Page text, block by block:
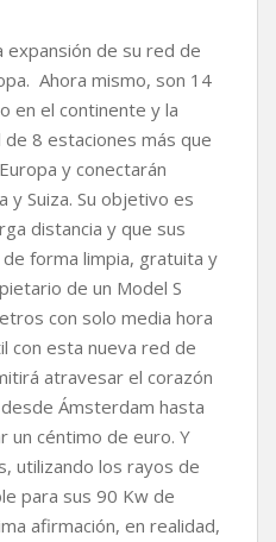
de su red de
Ahora mismo, son 14
en el continente y la
de 8 estaciones más que
y conectarán
y Suiza. Su objetivo es
distancia y que sus
forma limpia, gratuita y
de un Model S
con solo media hora
con esta nueva red de
atravesar el corazón
Ámsterdam hasta
un céntimo de euro. Y
utilizando los rayos de
para sus 90 Kw de
afirmación, en realidad,